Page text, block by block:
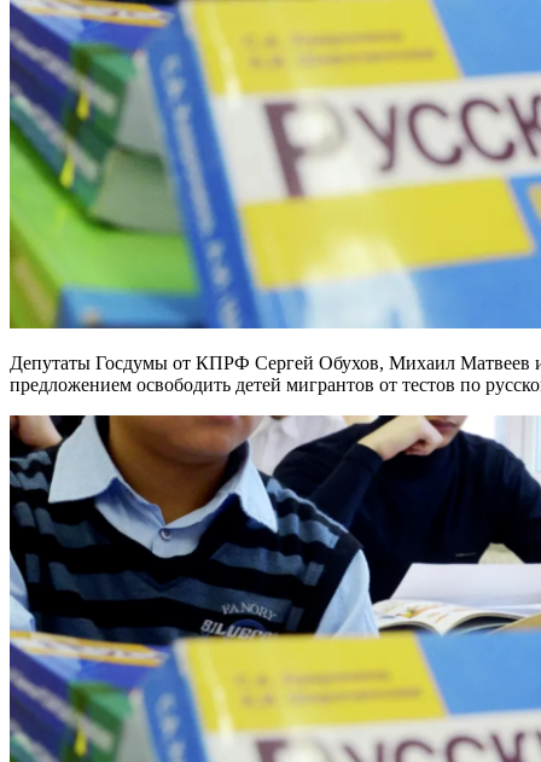
Депутаты Госдумы от КПРФ Сергей Обухов, Михаил Матвеев и Олег Михайлов инициировали законопроект с
предложением освободить детей мигрантов от тестов по